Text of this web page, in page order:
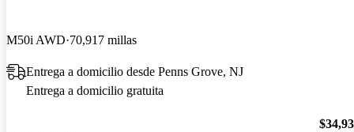
M50i AWD 70,917 millas
Entrega a domicilio desde Penns Grove, NJ
Entrega a domicilio gratuita